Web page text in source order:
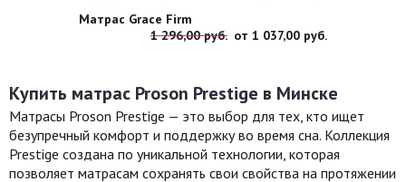
Матрас Grace Firm
1 296,00 руб. от 1 037,00 руб.
Купить матрас Proson Prestige в Минске
Матрасы Proson Prestige — это выбор для тех, кто ищет
безупречный комфорт и поддержку во время сна. Коллекция
Prestige создана по уникальной технологии, которая
позволяет матрасам сохранять свои свойства на протяжении